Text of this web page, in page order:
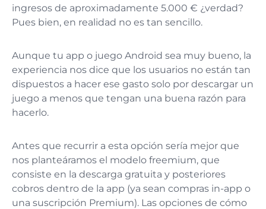
ingresos de aproximadamente 5.000 € ¿verdad?
Pues bien, en realidad no es tan sencillo.
Aunque tu app o juego Android sea muy bueno, la
experiencia nos dice que los usuarios no están tan
dispuestos a hacer ese gasto solo por descargar un
juego a menos que tengan una buena razón para
hacerlo.
Antes que recurrir a esta opción sería mejor que
nos planteáramos el modelo freemium, que
consiste en la descarga gratuita y posteriores
cobros dentro de la app (ya sean compras in-app o
una suscripción Premium). Las opciones de cómo